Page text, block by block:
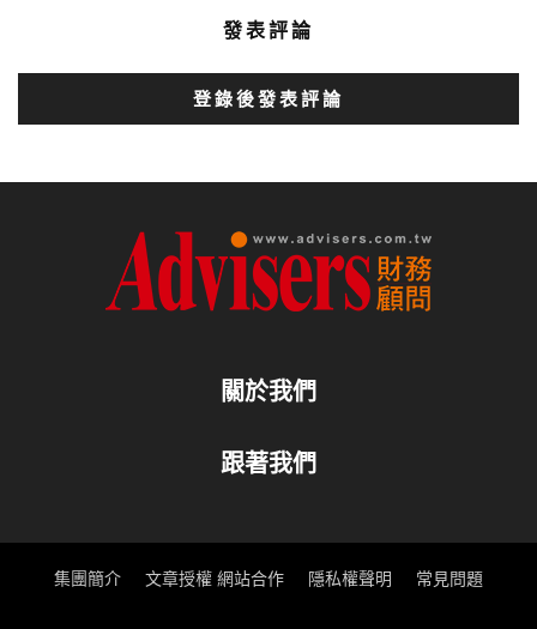
發表評論
登錄後發表評論
關於我們
跟著我們
集團簡介 文章授權 網站合作 隱私權聲明 常見問題